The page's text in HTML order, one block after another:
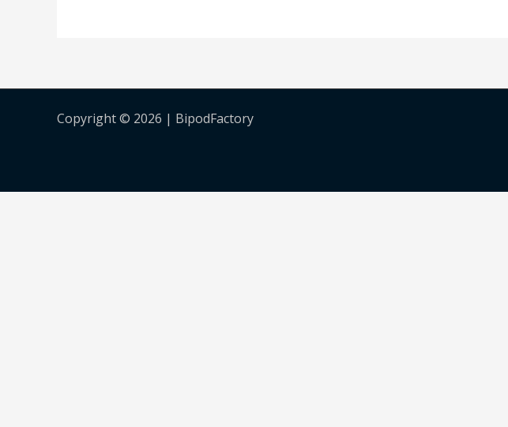
Copyright © 2026 | BipodFactory